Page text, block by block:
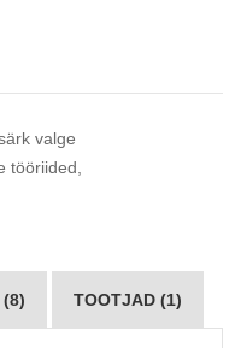
valge
tööriided
(8) TOOTJAD (1)